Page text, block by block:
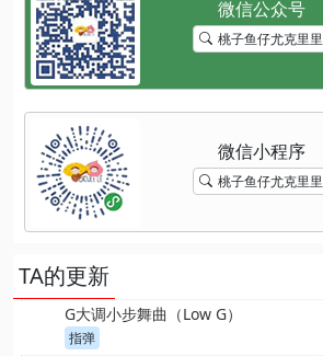
桃子鱼仔尤克里里
桃子鱼仔尤克里里
TA的更新
G大调小步舞曲（Low G）
指弹